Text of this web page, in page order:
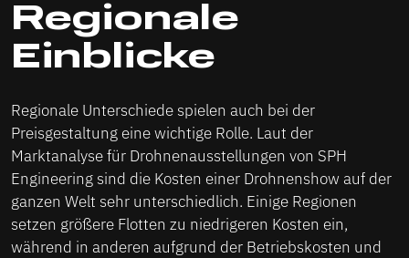
Regionale
Einblicke
Regionale Unterschiede spielen auch bei der
Preisgestaltung eine wichtige Rolle. Laut der
Marktanalyse für Drohnenausstellungen von SPH
Engineering sind die Kosten einer Drohnenshow auf der
ganzen Welt sehr unterschiedlich. Einige Regionen
setzen größere Flotten zu niedrigeren Kosten ein,
während in anderen aufgrund der Betriebskosten und